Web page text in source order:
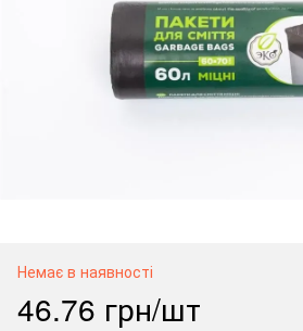
Немає в наявності
46.76 грн/шт